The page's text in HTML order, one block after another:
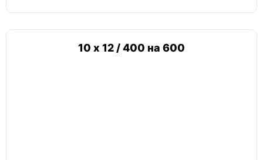
10 х 12 / 400 на 600